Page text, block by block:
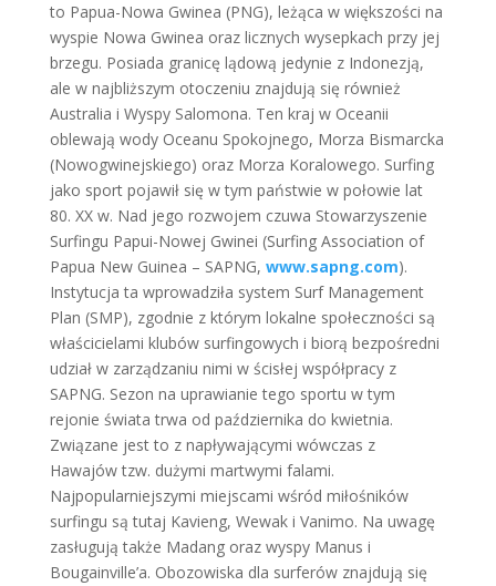
to Papua-Nowa Gwinea (PNG), leżąca w większości na
wyspie Nowa Gwinea oraz licznych wysepkach przy jej
brzegu. Posiada granicę lądową jedynie z Indonezją,
ale w najbliższym otoczeniu znajdują się również
Australia i Wyspy Salomona. Ten kraj w Oceanii
oblewają wody Oceanu Spokojnego, Morza Bismarcka
(Nowogwinejskiego) oraz Morza Koralowego. Surfing
jako sport pojawił się w tym państwie w połowie lat
80. XX w. Nad jego rozwojem czuwa Stowarzyszenie
Surfingu Papui-Nowej Gwinei (Surfing Association of
Papua New Guinea – SAPNG, www.sapng.com).
Instytucja ta wprowadziła system Surf Management
Plan (SMP), zgodnie z którym lokalne społeczności są
właścicielami klubów surfingowych i biorą bezpośredni
udział w zarządzaniu nimi w ścisłej współpracy z
SAPNG. Sezon na uprawianie tego sportu w tym
rejonie świata trwa od października do kwietnia.
Związane jest to z napływającymi wówczas z
Hawajów tzw. dużymi martwymi falami.
Najpopularniejszymi miejscami wśród miłośników
surfingu są tutaj Kavieng, Wewak i Vanimo. Na uwagę
zasługują także Madang oraz wyspy Manus i
Bougainville’a. Obozowiska dla surferów znajdują się